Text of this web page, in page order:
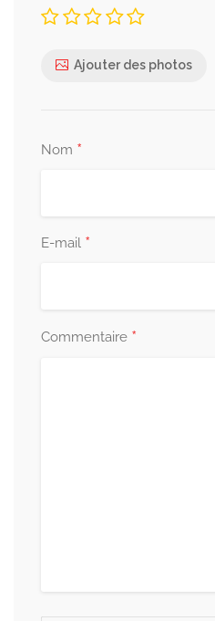
Ajouter des photos
Nom *
E-mail *
Commentaire *